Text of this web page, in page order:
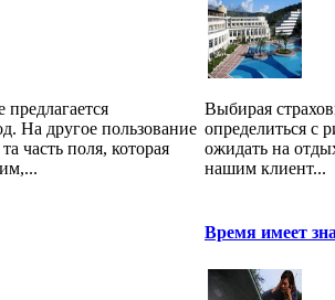
предлагается
На другое пользование
часть поля, которая
Выбирая
определиться с
ожидать на
нашим клиент...
Время имеет